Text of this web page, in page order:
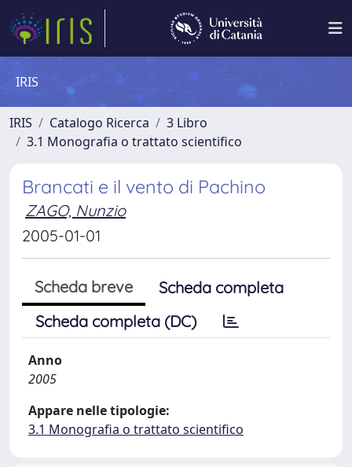
IRIS
IRIS Catalogo Ricerca
3 Libro
3.1 Monografia o trattato scientifico
Brancati e il vento di Pachino
ZAGO, Nunzio
2005-01-01
Scheda breve
Scheda completa
Scheda completa (DC)
Anno
2005
Appare nelle tipologie:
3.1 Monografia o trattato scientifico